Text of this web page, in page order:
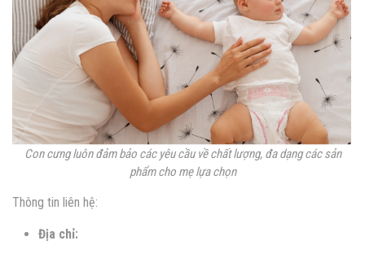
Con cưng luôn đảm bảo các yêu cầu về chất lượng, đa dạng các sản
phẩm cho mẹ lựa chọn
Thông tin liên hệ:
Địa chỉ: